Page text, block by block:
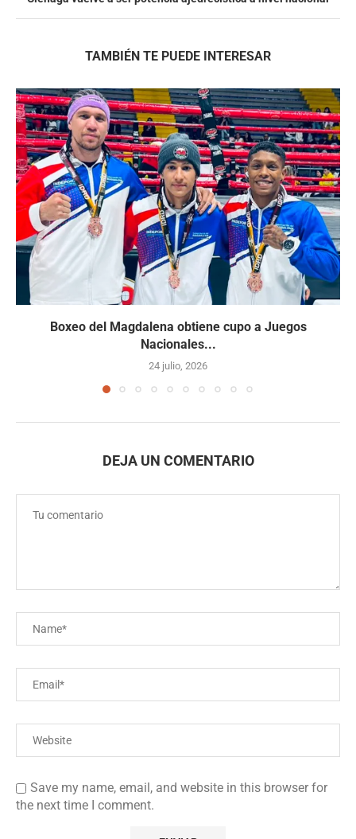
TAMBIÉN TE PUEDE INTERESAR
Boxeo del Magdalena obtiene cupo a Juegos
Nacionales...
24 julio, 2026
DEJA UN COMENTARIO
Save my name, email, and website in this browser for
the next time I comment.